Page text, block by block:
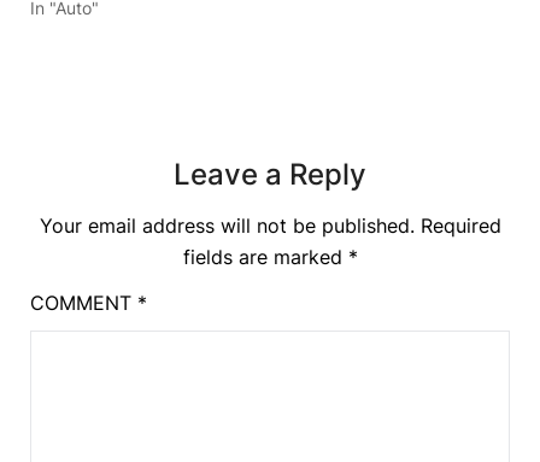
In "Auto"
Leave a Reply
Your email address will not be published. Required
fields are marked *
COMMENT *